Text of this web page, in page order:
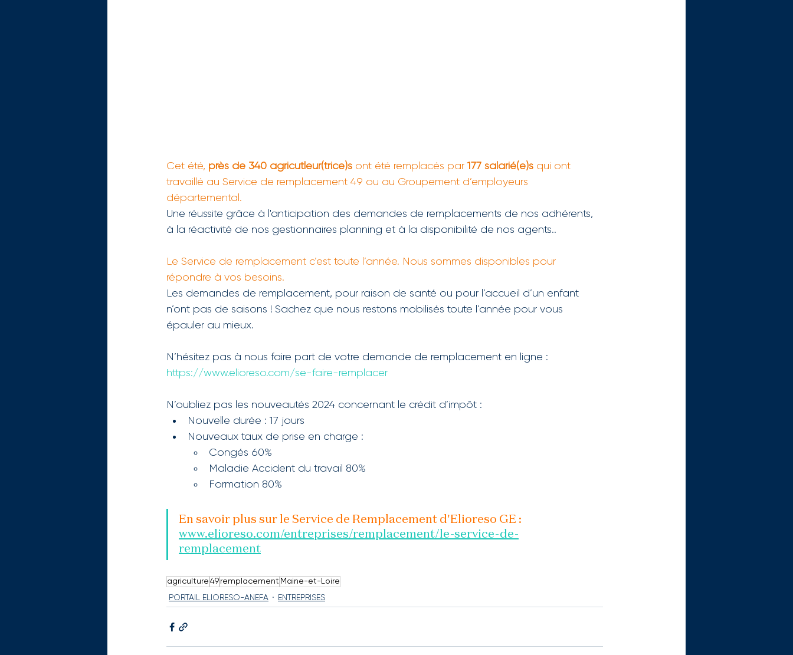
Cet été, près de 340 agricutleur(trice)s ont été remplacés par 177 salarié(e)s qui ont
travaillé au Service de remplacement 49 ou au Groupement d’employeurs
départemental.
Une réussite grâce à l'anticipation des demandes de remplacements de nos adhérents,
à la réactivité de nos gestionnaires planning et à la disponibilité de nos agents..
Le Service de remplacement c’est toute l’année. Nous sommes disponibles pour
répondre à vos besoins.
Les demandes de remplacement, pour raison de santé ou pour l’accueil d’un enfant
n’ont pas de saisons ! Sachez que nous restons mobilisés toute l’année pour vous
épauler au mieux.
N’hésitez pas à nous faire part de votre demande de remplacement en ligne :
https://www.elioreso.com/se-faire-remplacer
N’oubliez pas les nouveautés 2024 concernant le crédit d’impôt :
Nouvelle durée : 17 jours
Nouveaux taux de prise en charge :
Congés 60%
Maladie Accident du travail 80%
Formation 80%
En savoir plus sur le Service de Remplacement d'Elioreso GE :
www.elioreso.com/entreprises/remplacement/le-service-de-
remplacement
agriculture 49 remplacement Maine-et-Loire
PORTAIL ELIORESO-ANEFA
ENTREPRISES